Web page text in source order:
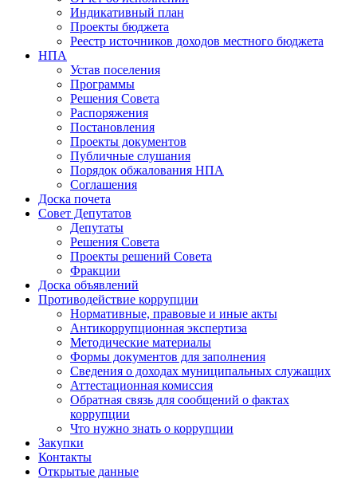
Индикативный план
Проекты бюджета
Реестр источников доходов местного бюджета
НПА
Устав поселения
Программы
Решения Совета
Распоряжения
Постановления
Проекты документов
Публичные слушания
Порядок обжалования НПА
Соглашения
Доска почета
Совет Депутатов
Депутаты
Решения Совета
Проекты решений Совета
Фракции
Доска объявлений
Противодействие коррупции
Нормативные, правовые и иные акты
Антикоррупционная экспертиза
Методические материалы
Формы документов для заполнения
Сведения о доходах муниципальных служащих
Аттестационная комиссия
Обратная связь для сообщений о фактах
коррупции
Что нужно знать о коррупции
Закупки
Контакты
Открытые данные